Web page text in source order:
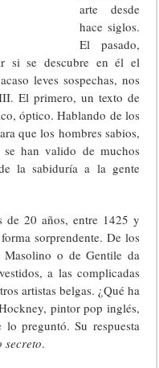
arte desde
hace siglos.
El pasado,
si se descubre en él el
leves sospechas, nos
El primero, un texto de
óptico. Hablando de los
que los hombres sabios,
han valido de muchos
la sabiduría a la gente
de 20 años, entre 1425 y
sorprendente. De los
Masolino o de Gentile da
a las complicadas
artistas belgas. ¿Qué ha
pintor pop inglés,
preguntó. Su respuesta
secreto.